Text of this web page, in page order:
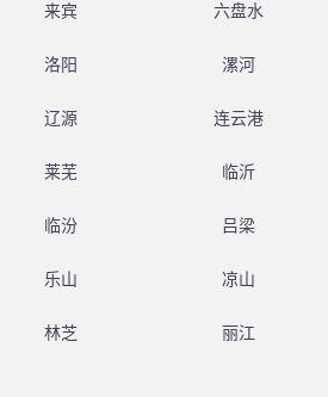
来宾 六盘水
洛阳 漯河
辽源 连云港
莱芜 临沂
临汾 吕梁
乐山 凉山
林芝 丽江